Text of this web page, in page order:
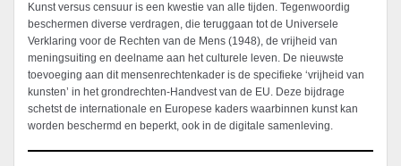
Kunst versus censuur is een kwestie van alle tijden. Tegenwoordig
beschermen diverse verdragen, die teruggaan tot de Universele
Verklaring voor de Rechten van de Mens (1948), de vrijheid van
meningsuiting en deelname aan het culturele leven. De nieuwste
toevoeging aan dit mensenrechtenkader is de specifieke ‘vrijheid van
kunsten’ in het grondrechten-Handvest van de EU. Deze bijdrage
schetst de internationale en Europese kaders waarbinnen kunst kan
worden beschermd en beperkt, ook in de digitale samenleving.